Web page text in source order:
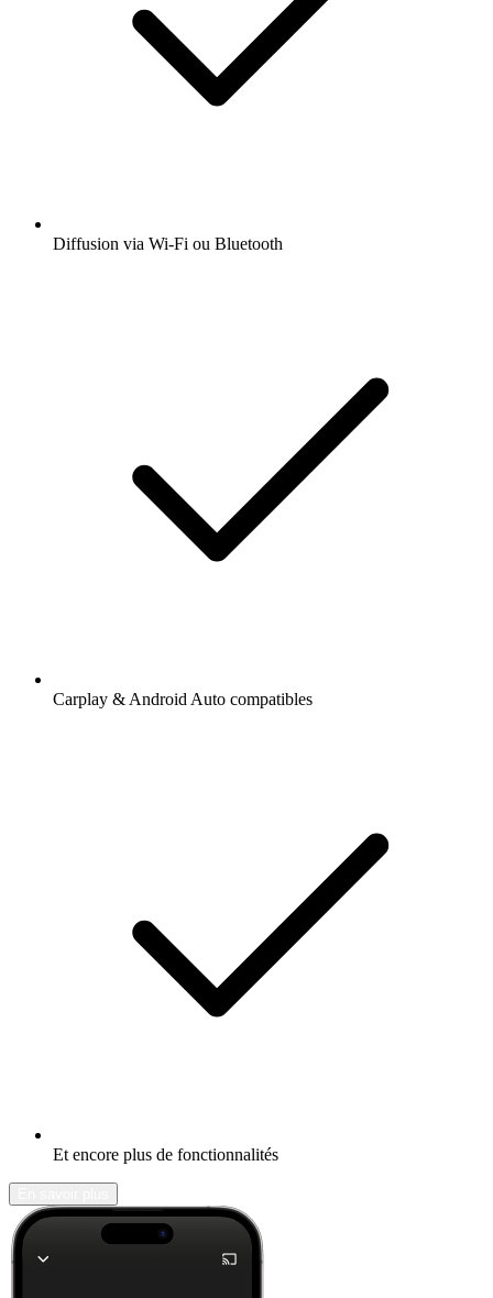
Diffusion via Wi-Fi ou Bluetooth
Carplay & Android Auto compatibles
Et encore plus de fonctionnalités